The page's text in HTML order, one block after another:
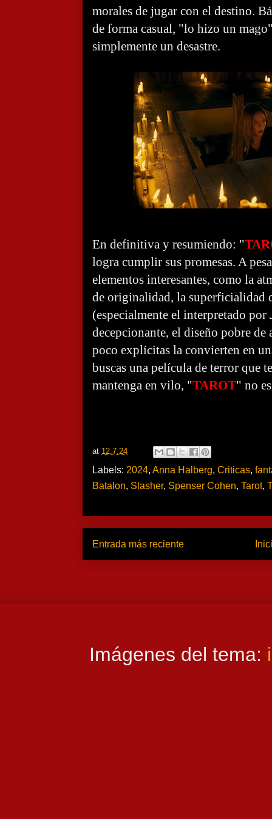
morales de jugar con el destino.
de forma casual, "lo hizo un
simplemente un desastre.
En definitiva y resumiendo: "
logra cumplir sus promesas. A
elementos interesantes, como la
de originalidad, la superficialidad
(especialmente el interpretado por
decepcionante, el diseño pobre de
poco explícitas la convierten en
buscas una película de terror que
mantenga en vilo, "TAROT" no
at 12.7.24
Labels: 2024, Anna Halberg, Criticas,
Batalon, Slasher, Spenser Cohen, Tarot,
Entrada más reciente
Imágenes del tema: